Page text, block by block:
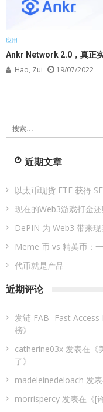
应用
Ankr Network 2.0，真正
Hao, Zui 19/07/2022
搜
索：
近期文章
以太币现货 ETF 获得
现在的Web3游戏打金还
DePIN 为 Web3 带来
Meme 币 vs 精英币：
代币就是产品
近期评论
发链 FAB -Fast Access
榜》
catherine03x 发表在《
了》
madeleinedeloach 发
morrispercy 发表在《[